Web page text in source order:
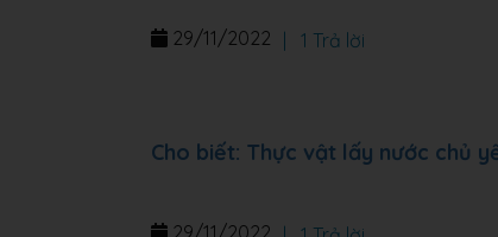
29/11/2022 1 Trả lời
Cho biết: Thực vật lấy nước chủ
29/11/2022